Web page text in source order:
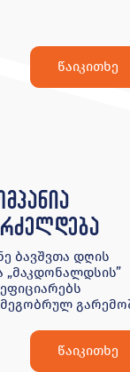
წაიკითხე
ბავშვთა დღის
„მაკდონალდსის”
წაიკითხე